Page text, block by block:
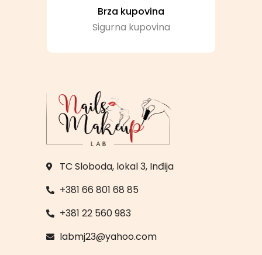
Brza kupovina
Sigurna kupovina
TC Sloboda, lokal 3, Inđija
+381 66 801 68 85
+381 22 560 983
labmj23@yahoo.com